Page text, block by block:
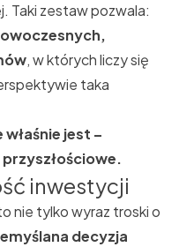
Taki zestaw pozwala:
, w których liczy się
taka
jest –
inwestycji
nie tylko wyraz troski o
decyzja